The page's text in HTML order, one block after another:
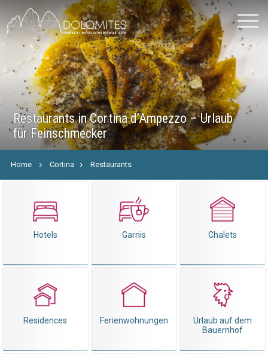
Restaurants in Cortina d’Ampezzo – Urlaub
für Feinschmecker
Home Cortina Restaurants
Hotels Garnis Chalets
Residences Ferienwohnungen
Urlaub auf dem
Bauernhof